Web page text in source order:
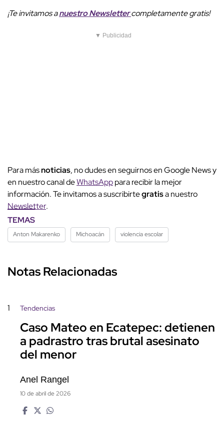
¡Te invitamos anuestroNewslettercompletamente gratis!
▼ Publicidad
Para másnoticias, no dudes en seguirnos en Google News y
en nuestro canal deWhatsApppara recibir la mejor
información. Te invitamos a suscribirtegratisa nuestro
Newsletter.
TEMAS
Anton Makarenko Michoacán violencia escolar
Notas Relacionadas
1 Tendencias
Caso Mateo en Ecatepec: detienen
a padrastro tras brutal asesinato
del menor
Anel Rangel
10 de abril de 2026